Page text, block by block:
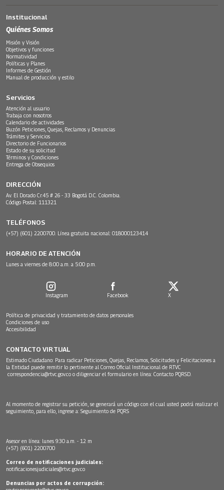
Institucional
Quiénes Somos
Misión y Visión
Objetivos y funciones
Normatividad
Políticas y Planes
Informes de Gestión
Manual de producción y estilo
Servicios
Atención al usuario
Trabaja con nosotros
Calendario de actividades
Buzón Peticiones, Quejas, Reclamos y Denuncias
Trámites y Servicios
Directorio de Funcionarios
Estado de su solicitud
Términos y Condiciones
Entrega de Obsequios
DIRECCIÓN
Av. El Dorado Cr.45 # 26 - 33 Bogotá D.C. Colombia.
Código Postal: 111321
TELÉFONOS
(+57) (601) 2200700. Línea gratuita nacional: 018000123414
HORARIO DE ATENCIÓN
Lunes a viernes de 8:00 a.m. a 5:00 p.m.
Instagram Facebook X
Política de privacidad y tratamiento de datos personales
Condiciones de uso
Accesibilidad
CONTACTO VIRTUAL
Estimado Ciudadano: Para radicar Peticiones, Quejas, Reclamos, Solicitudes y Felicitaciones a
la Entidad puede remitir lo pertinente al Correo Oficial Institucional de RTVC
correspondencia@rtvc.gov.co o diligenciar el formulario en línea: Contacto PQRSD.
Al momento de registrar su petición, se generará un código con el cual usted podrá realizar el
seguimiento, para ello, ingrese a: Seguimiento de PQRS
Asesor en línea: lunes 9:30 a.m. - 12 m
(+57) (601) 2200700
Correo de notificaciones judiciales:
notificacionesjudiciales@rtvc.gov.co
Denuncias por actos de corrupción: